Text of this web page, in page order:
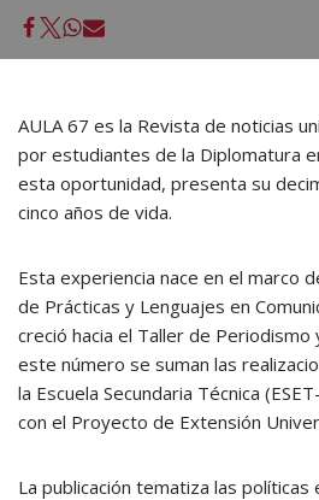
AULA 67 es la Revista de noticias
por estudiantes de la Diplomatura
esta oportunidad, presenta su
cinco años de vida.
Esta experiencia nace en el marco
de Prácticas y Lenguajes en
creció hacia el Taller de
este número se suman las
la Escuela Secundaria Técnica
con el Proyecto de Extensión
La publicación tematiza las políticas